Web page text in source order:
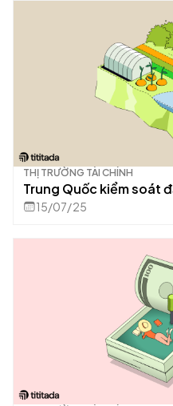
THỊ TRƯỜNG TÀI CHÍNH
Trung Quốc kiểm soát
15/07/25